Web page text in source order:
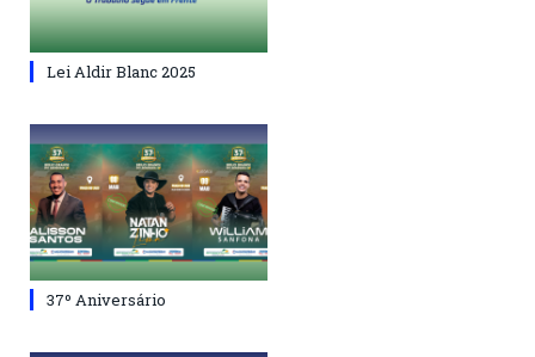
Lei Aldir Blanc 2025
37º Aniversário